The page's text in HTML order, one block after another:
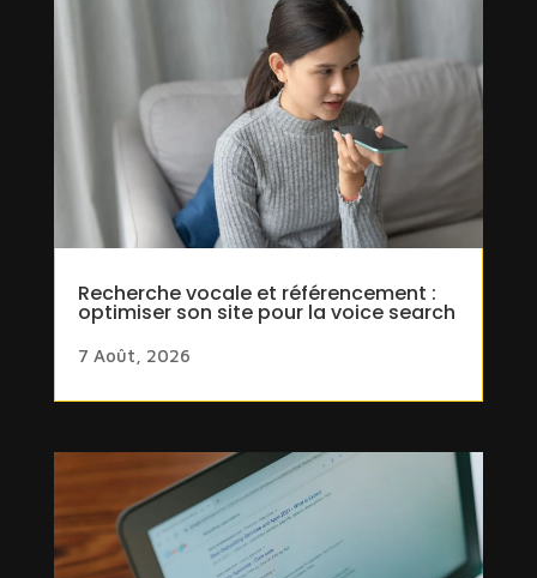
Recherche vocale et référencement :
optimiser son site pour la voice search
7 Août, 2026